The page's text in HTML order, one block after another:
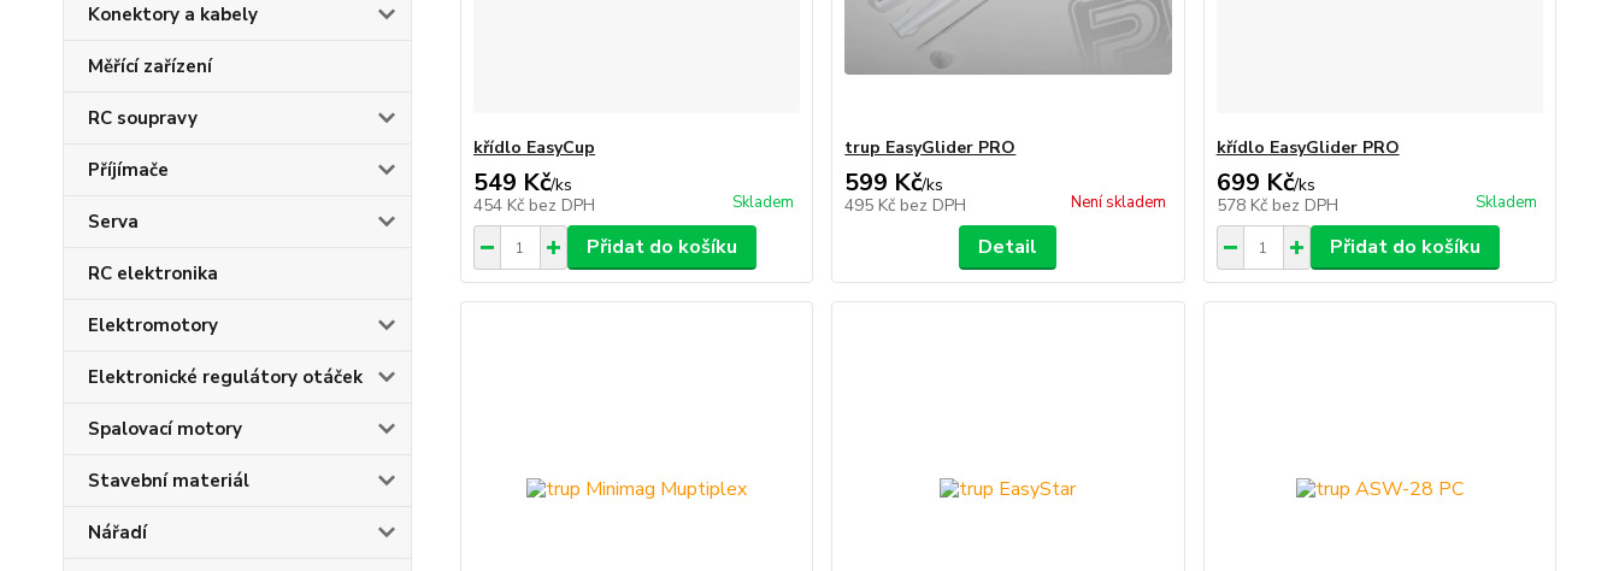
Konektory a kabely
Měřící zařízení
RC soupravy
Příjímače
Serva
RC elektronika
Elektromotory
Elektronické regulátory otáček
Spalovací motory
Stavební materiál
Nářadí
křídlo EasyCup
549 Kč/ks
454 Kč bez DPH Skladem
Přidat do košíku
trup EasyGlider PRO
599 Kč/ks
495 Kč bez DPH Není skladem
Detail
křídlo EasyGlider PRO
699 Kč/ks
578 Kč bez DPH Skladem
Přidat do košíku